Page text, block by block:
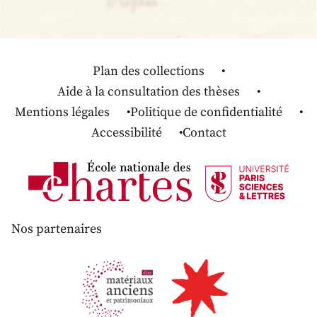
Plan des collections
Aide à la consultation des thèses
Mentions légales
Politique de confidentialité
Accessibilité
Contact
Nos partenaires